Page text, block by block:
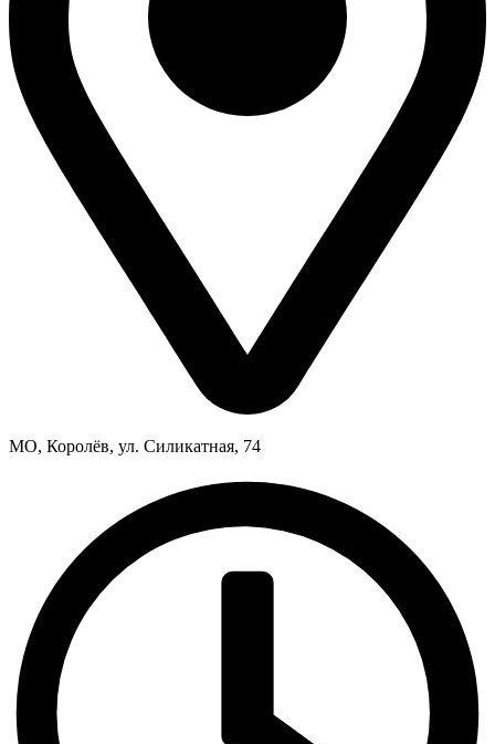
МО, Королёв, ул. Силикатная, 74